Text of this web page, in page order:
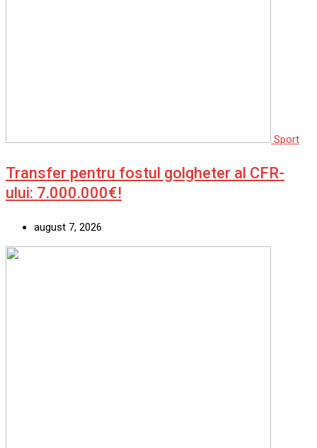
Sport
Transfer pentru fostul golgheter al CFR-
ului: 7.000.000€!
august 7, 2026